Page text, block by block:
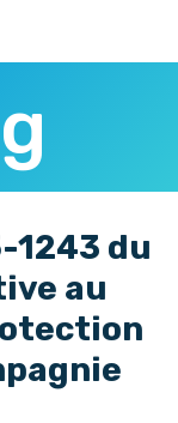
1243 du
au